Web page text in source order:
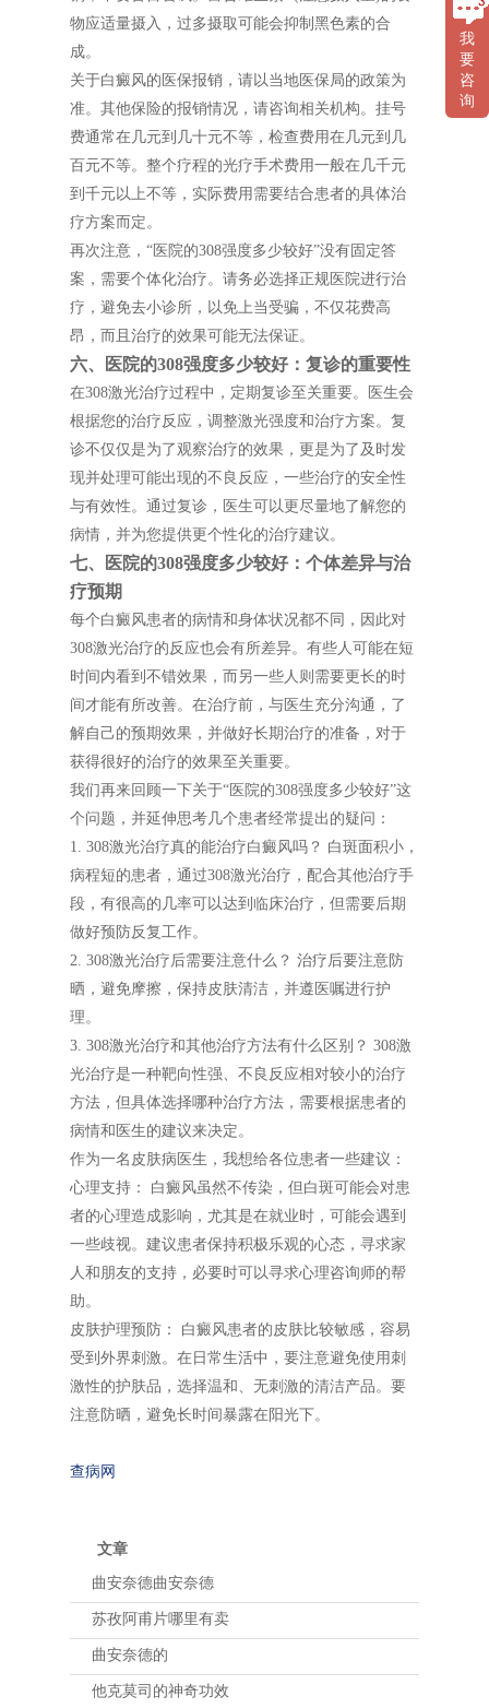
物应适量摄入，过多摄取可能会抑制黑色素的合
成。
关于白癜风的医保报销，请以当地医保局的政策为
准。其他保险的报销情况，请咨询相关机构。挂号
费通常在几元到几十元不等，检查费用在几元到几
百元不等。整个疗程的光疗手术费用一般在几千元
到千元以上不等，实际费用需要结合患者的具体治
疗方案而定。
再次注意，“医院的308强度多少较好”没有固定答
案，需要个体化治疗。请务必选择正规医院进行治
疗，避免去小诊所，以免上当受骗，不仅花费高
昂，而且治疗的效果可能无法保证。
六、医院的308强度多少较好：复诊的重要性
在308激光治疗过程中，定期复诊至关重要。医生会
根据您的治疗反应，调整激光强度和治疗方案。复
诊不仅仅是为了观察治疗的效果，更是为了及时发
现并处理可能出现的不良反应，一些治疗的安全性
与有效性。通过复诊，医生可以更尽量地了解您的
病情，并为您提供更个性化的治疗建议。
七、医院的308强度多少较好：个体差异与治
疗预期
每个白癜风患者的病情和身体状况都不同，因此对
308激光治疗的反应也会有所差异。有些人可能在短
时间内看到不错效果，而另一些人则需要更长的时
间才能有所改善。在治疗前，与医生充分沟通，了
解自己的预期效果，并做好长期治疗的准备，对于
获得很好的治疗的效果至关重要。
我们再来回顾一下关于“医院的308强度多少较好”这
个问题，并延伸思考几个患者经常提出的疑问：
1. 308激光治疗真的能治疗白癜风吗？ 白斑面积小，
病程短的患者，通过308激光治疗，配合其他治疗手
段，有很高的几率可以达到临床治疗，但需要后期
做好预防反复工作。
2. 308激光治疗后需要注意什么？ 治疗后要注意防
晒，避免摩擦，保持皮肤清洁，并遵医嘱进行护
理。
3. 308激光治疗和其他治疗方法有什么区别？ 308激
光治疗是一种靶向性强、不良反应相对较小的治疗
方法，但具体选择哪种治疗方法，需要根据患者的
病情和医生的建议来决定。
作为一名皮肤病医生，我想给各位患者一些建议：
心理支持： 白癜风虽然不传染，但白斑可能会对患
者的心理造成影响，尤其是在就业时，可能会遇到
一些歧视。建议患者保持积极乐观的心态，寻求家
人和朋友的支持，必要时可以寻求心理咨询师的帮
助。
皮肤护理预防： 白癜风患者的皮肤比较敏感，容易
受到外界刺激。在日常生活中，要注意避免使用刺
激性的护肤品，选择温和、无刺激的清洁产品。要
注意防晒，避免长时间暴露在阳光下。
查病网
文章
曲安奈德曲安奈德
苏孜阿甫片哪里有卖
曲安奈德的
他克莫司的神奇功效
我
要
咨
询